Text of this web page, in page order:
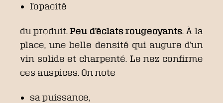
l’opacité
du produit.Peu d’éclats rougeoyants. À la
place, une belle densité qui augure d’un
vin solide et charpenté. Le nez confirme
ces auspices. On note
sa puissance,